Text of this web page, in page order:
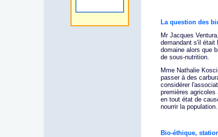
La question des
Mr Jacques
demandant s'il était
domaine alors que
de sous-nutrition.
Mme Nathalie
passer à des
considérer
premières
en tout état de
nourrir la population.
Bio-éthique,